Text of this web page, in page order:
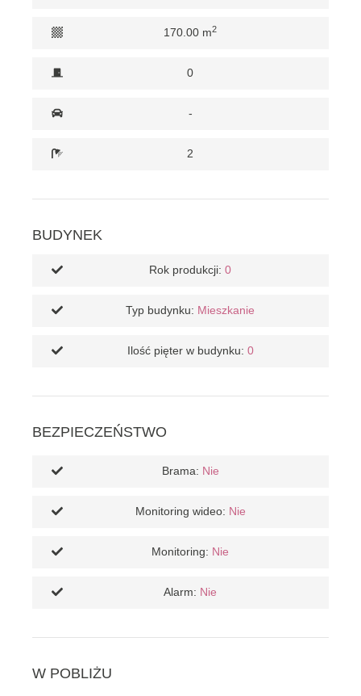
170.00 m2
0
-
2
BUDYNEK
Rok produkcji: 0
Typ budynku: Mieszkanie
Ilość pięter w budynku: 0
BEZPIECZEŃSTWO
Brama: Nie
Monitoring wideo: Nie
Monitoring: Nie
Alarm: Nie
W POBLIŻU